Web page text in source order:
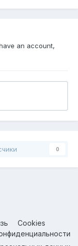
an account,
0
Cookies